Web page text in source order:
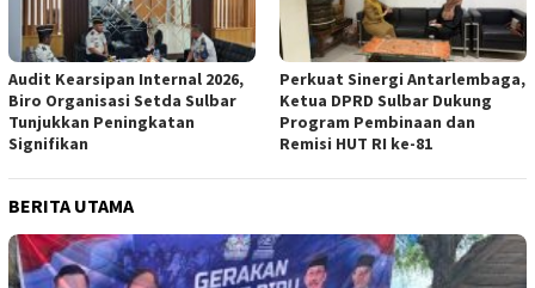
Audit Kearsipan Internal 2026,
Biro Organisasi Setda Sulbar
Tunjukkan Peningkatan
Signifikan
Perkuat Sinergi Antarlembaga,
Ketua DPRD Sulbar Dukung
Program Pembinaan dan
Remisi HUT RI ke-81
BERITA UTAMA